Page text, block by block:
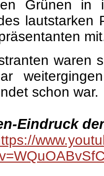
schon war.
Eindruck
,
,Politik und
der